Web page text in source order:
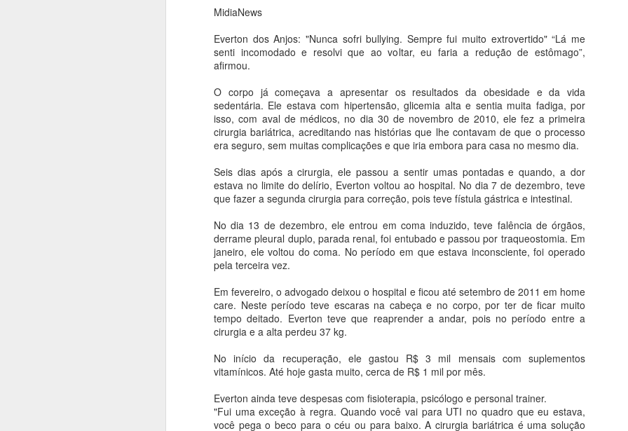
MidiaNews
Everton dos Anjos: "Nunca sofri bullying. Sempre fui muito extrovertido" “Lá me
senti incomodado e resolvi que ao voltar, eu faria a redução de estômago”,
afirmou.
O corpo já começava a apresentar os resultados da obesidade e da vida
sedentária. Ele estava com hipertensão, glicemia alta e sentia muita fadiga, por
isso, com aval de médicos, no dia 30 de novembro de 2010, ele fez a primeira
cirurgia bariátrica, acreditando nas histórias que lhe contavam de que o processo
era seguro, sem muitas complicações e que iria embora para casa no mesmo dia.
Seis dias após a cirurgia, ele passou a sentir umas pontadas e quando, a dor
estava no limite do delírio, Everton voltou ao hospital. No dia 7 de dezembro, teve
que fazer a segunda cirurgia para correção, pois teve fístula gástrica e intestinal.
No dia 13 de dezembro, ele entrou em coma induzido, teve falência de órgãos,
derrame pleural duplo, parada renal, foi entubado e passou por traqueostomia. Em
janeiro, ele voltou do coma. No período em que estava inconsciente, foi operado
pela terceira vez.
Em fevereiro, o advogado deixou o hospital e ficou até setembro de 2011 em home
care. Neste período teve escaras na cabeça e no corpo, por ter de ficar muito
tempo deitado. Everton teve que reaprender a andar, pois no período entre a
cirurgia e a alta perdeu 37 kg.
No início da recuperação, ele gastou R$ 3 mil mensais com suplementos
vitamínicos. Até hoje gasta muito, cerca de R$ 1 mil por mês.
Everton ainda teve despesas com fisioterapia, psicólogo e personal trainer.
"Fui uma exceção à regra. Quando você vai para UTI no quadro que eu estava,
você pega o beco para o céu ou para baixo. A cirurgia bariátrica é uma solução
Ela informou que a cidade está seguindo corretamente o protocolo do
Ministério da Saúde e até o presente momento não teve nenhum caso
confirmado. “Vamos começar vacinar pelos grupos de risco e a
APR
20
Governo rescinde contrato com empreiteira que faria
asfalto de Paranatinga a Canarana
O Governo de Mato Grosso publicou na edição do Diário Oficial, 2/4, a
rescisão unilateral do contrato que previa a pavimentação de 33,7
quilômetros da MT-020 no trecho que liga Paranatinga a Canarana, no
leste do Estado. O valor total do negócio foi de R$ 19 milhões.
Porém, segundo informações do Portal GeoObras, foram empenhados
somente R$ 12,8 milhões.
APR
PREFEITO RECLAMA DE EXCLUSÃO DE
O prefeito de Barra do Garças, Roberto Farias (MDB), fez um alerta a
comunidade do Araguaia de que os hospitais públicos da região foram
excluídos do pacote de emendas impositivas da bancada federal junto
ao Orçamento que prevê uma reforço monetário para vários município e
a maioria das cidades contempladas ficam na região norte do estado.
APR
18
PROJETO DE RESOLUÇÃO DEVOLVE AR-
CONDICIONADO À PREFEITURA